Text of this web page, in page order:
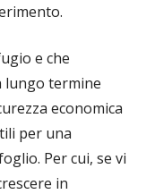
e che
lungo termine
economica
per una
Per cui, se vi
in